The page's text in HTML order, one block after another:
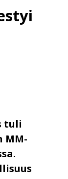
tuli
MM-